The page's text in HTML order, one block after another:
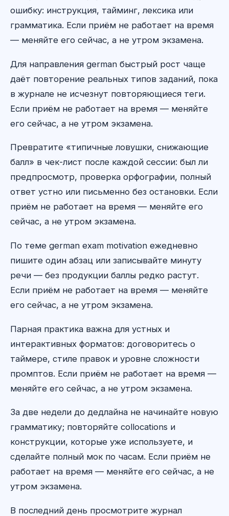
ошибку: инструкция, тайминг, лексика или
грамматика. Если приём не работает на время
— меняйте его сейчас, а не утром экзамена.
Для направления german быстрый рост чаще
даёт повторение реальных типов заданий, пока
в журнале не исчезнут повторяющиеся теги.
Если приём не работает на время — меняйте
его сейчас, а не утром экзамена.
Превратите «типичные ловушки, снижающие
балл» в чек-лист после каждой сессии: был ли
предпросмотр, проверка орфографии, полный
ответ устно или письменно без остановки. Если
приём не работает на время — меняйте его
сейчас, а не утром экзамена.
По теме german exam motivation ежедневно
пишите один абзац или записывайте минуту
речи — без продукции баллы редко растут.
Если приём не работает на время — меняйте
его сейчас, а не утром экзамена.
Парная практика важна для устных и
интерактивных форматов: договоритесь о
таймере, стиле правок и уровне сложности
промптов. Если приём не работает на время —
меняйте его сейчас, а не утром экзамена.
За две недели до дедлайна не начинайте новую
грамматику; повторяйте collocations и
конструкции, которые уже используете, и
сделайте полный мок по часам. Если приём не
работает на время — меняйте его сейчас, а не
утром экзамена.
В последний день просмотрите журнал